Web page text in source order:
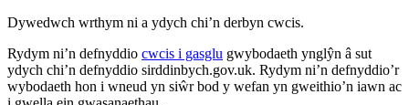
Dywedwch wrthym ni a ydych chi’n derbyn cwcis.
Rydym ni’n defnyddio cwcis i gasglu gwybodaeth ynglŷn â sut
ydych chi’n defnyddio sirddinbych.gov.uk. Rydym ni’n defnyddio’r
wybodaeth hon i wneud yn siŵr bod y wefan yn gweithio’n iawn ac